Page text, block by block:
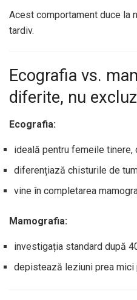
Acest comportament duce la
tardiv.
Ecografia vs.
diferite, nu
Ecografia:
ideală pentru femeile tinere,
diferențiază chisturile de
vine în completarea
Mamografia:
investigația standard după
depistează leziuni prea mici